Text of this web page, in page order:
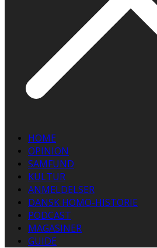
HOME
OPINION
SAMFUND
KULTUR
ANMELDELSER
DANSK HOMO-HISTORIE
PODCAST
MAGASINER
GUIDE